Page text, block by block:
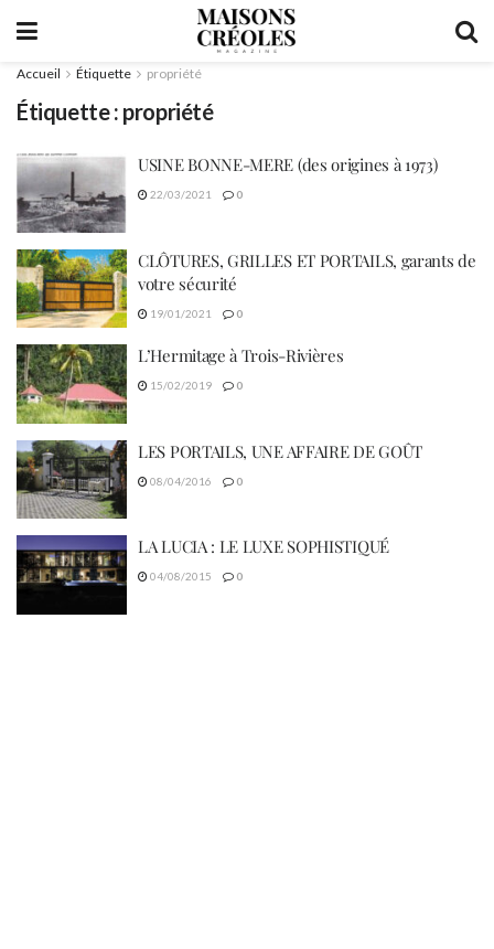
Accueil Étiquette propriété
Étiquette : propriété
USINE BONNE-MERE (des origines à 1973)
22/03/2021 0
CLÔTURES, GRILLES ET PORTAILS, garants de
votre sécurité
19/01/2021 0
L’Hermitage à Trois-Rivières
15/02/2019 0
LES PORTAILS, UNE AFFAIRE DE GOÛT
08/04/2016 0
LA LUCIA : LE LUXE SOPHISTIQUÉ
04/08/2015 0